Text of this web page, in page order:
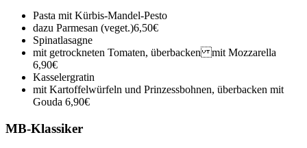
Pasta mit Kürbis-Mandel-Pesto
dazu Parmesan (veget.)6,50€
Spinatlasagne
mit getrockneten Tomaten, überbacken mit Mozzarella
6,90€
Kasselergratin
mit Kartoffelwürfeln und Prinzessbohnen, überbacken mit
Gouda 6,90€
MB-Klassiker